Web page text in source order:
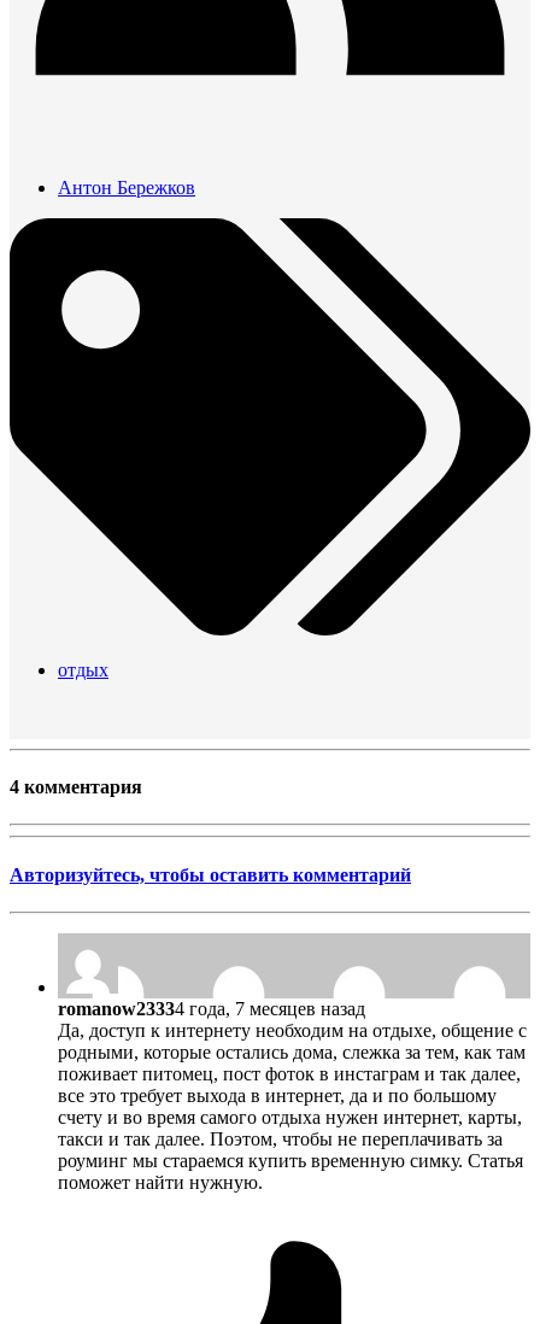
Антон Бережков
отдых
4 комментария
Авторизуйтесь, чтобы оставить комментарий
romanow23334 года, 7 месяцев назад
Да, доступ к интернету необходим на отдыхе, общение с
родными, которые остались дома, слежка за тем, как там
поживает питомец, пост фоток в инстаграм и так далее,
все это требует выхода в интернет, да и по большому
счету и во время самого отдыха нужен интернет, карты,
такси и так далее. Поэтом, чтобы не переплачивать за
роуминг мы стараемся купить временную симку. Статья
поможет найти нужную.